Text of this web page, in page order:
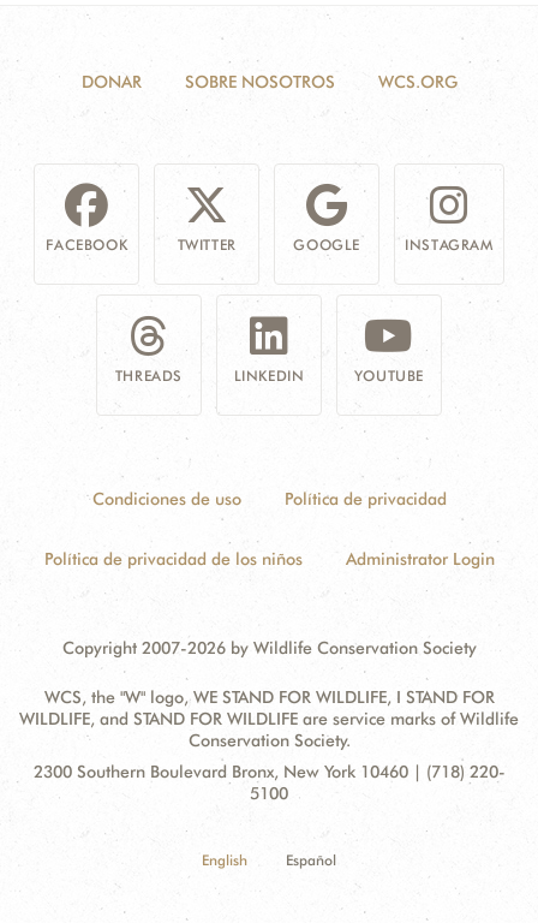
DONAR SOBRE NOSOTROS WCS.ORG
FACEBOOK TWITTER GOOGLE INSTAGRAM
THREADS LINKEDIN YOUTUBE
Condiciones de uso Política de privacidad
Política de privacidad de los niños Administrator Login
Copyright 2007-2026 by Wildlife Conservation Society
WCS, the "W" logo, WE STAND FOR WILDLIFE, I STAND FOR
WILDLIFE, and STAND FOR WILDLIFE are service marks of Wildlife
Conservation Society.
Contact
Address:
2300 Southern Boulevard Bronx, New York 10460 | (718) 220-
5100
English Español